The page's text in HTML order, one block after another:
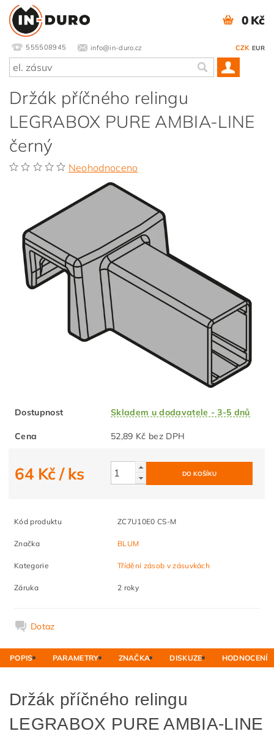
555508945 info@in-duro.cz CZK EUR
0 Kč
Držák příčného relingu
LEGRABOX PURE AMBIA-LINE
černý
Neohodnoceno
Dostupnost Skladem u dodavatele - 3-5 dnů
Cena 52,89 Kč bez DPH
64 Kč/ ks
Kód produktu ZC7U10E0 CS-M
Značka BLUM
Kategorie Třídění zásob v zásuvkách
Záruka 2 roky
Dotaz
POPIS PARAMETRY ZNAČKA DISKUZE HODNOCENÍ
Držák příčného relingu
LEGRABOX PURE AMBIA-LINE